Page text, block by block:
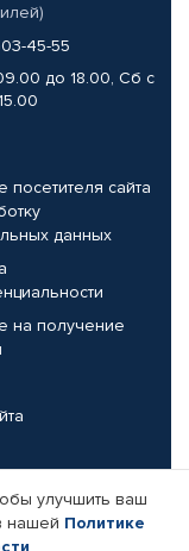
45-55
до 18.00, Сб с
посетителя сайта
данных
на получение
компании
улучшить ваш
нашей Политике